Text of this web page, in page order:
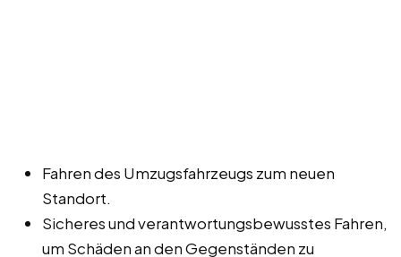
Fahren des Umzugsfahrzeugs zum neuen
Standort.
Sicheres und verantwortungsbewusstes Fahren,
um Schäden an den Gegenständen zu